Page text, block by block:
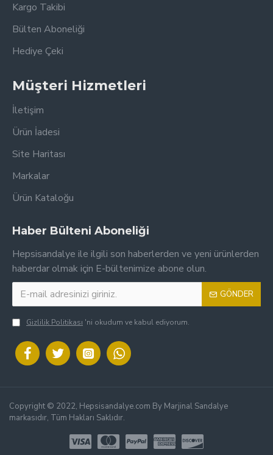
Kargo Takibi
Bülten Aboneliği
Hediye Çeki
Müşteri Hizmetleri
İletişim
Ürün İadesi
Site Haritası
Markalar
Ürün Kataloğu
Haber Bülteni Aboneliği
Hepsisandalye ile ilgili son haberlerden ve yeni ürünlerden
haberdar olmak için E-bültenimize abone olun.
GÖNDER
Gizlilik Politikası 'ni okudum ve kabul ediyorum.
Copyright © 2022, Hepsisandalye.com By Marjinal Sandalye
markasıdır, Tüm Hakları Saklıdır.